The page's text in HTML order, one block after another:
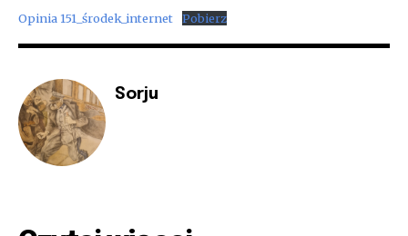
Opinia 151_środek_internet Pobierz
Sorju